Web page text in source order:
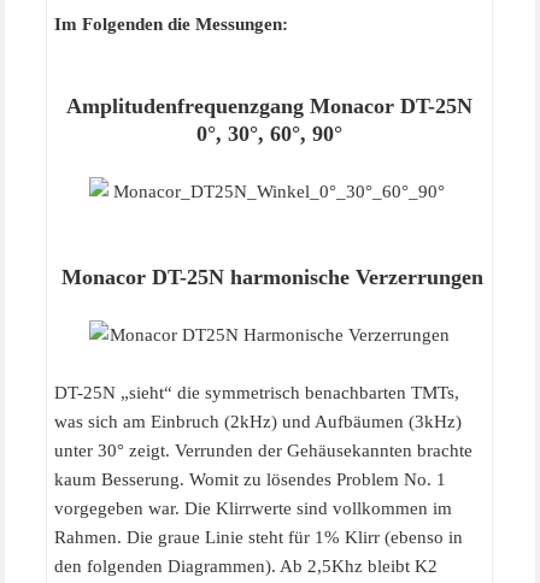
Im Folgenden die Messungen:
Amplitudenfrequenzgang Monacor DT-25N
0°, 30°, 60°, 90°
Monacor DT-25N harmonische Verzerrungen
DT-25N „sieht“ die symmetrisch benachbarten TMTs,
was sich am Einbruch (2kHz) und Aufbäumen (3kHz)
unter 30° zeigt. Verrunden der Gehäusekannten brachte
kaum Besserung. Womit zu lösendes Problem No. 1
vorgegeben war. Die Klirrwerte sind vollkommen im
Rahmen. Die graue Linie steht für 1% Klirr (ebenso in
den folgenden Diagrammen). Ab 2,5Khz bleibt K2